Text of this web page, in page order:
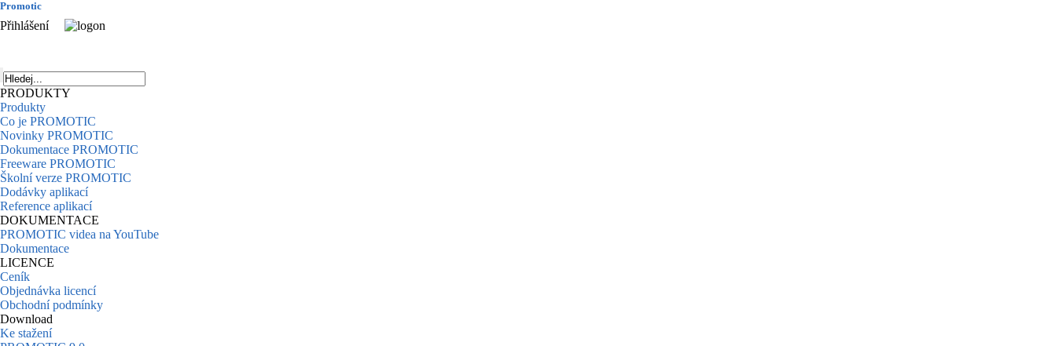
Promotic
Přihlášení
PRODUKTY
Produkty
Co je PROMOTIC
Novinky PROMOTIC
Dokumentace PROMOTIC
Freeware PROMOTIC
Školní verze PROMOTIC
Dodávky aplikací
Reference aplikací
DOKUMENTACE
PROMOTIC videa na YouTube
Dokumentace
LICENCE
Ceník
Objednávka licencí
Obchodní podmínky
Download
Ke stažení